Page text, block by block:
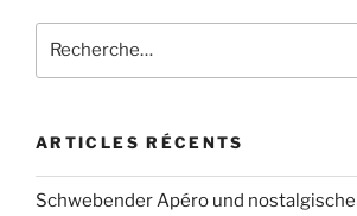
pour
ARTICLES RÉCENTS
Schwebender Apéro und nostalgische